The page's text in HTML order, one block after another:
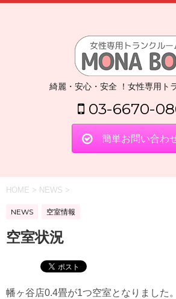
綺麗・安心・安全 ！女性専用ト
03-6670-
簡単お問い合わ
HOME > NEWS >
NEWS 空室情報
空室状況
幡ヶ谷店0.4畳が1つ空室となりました。